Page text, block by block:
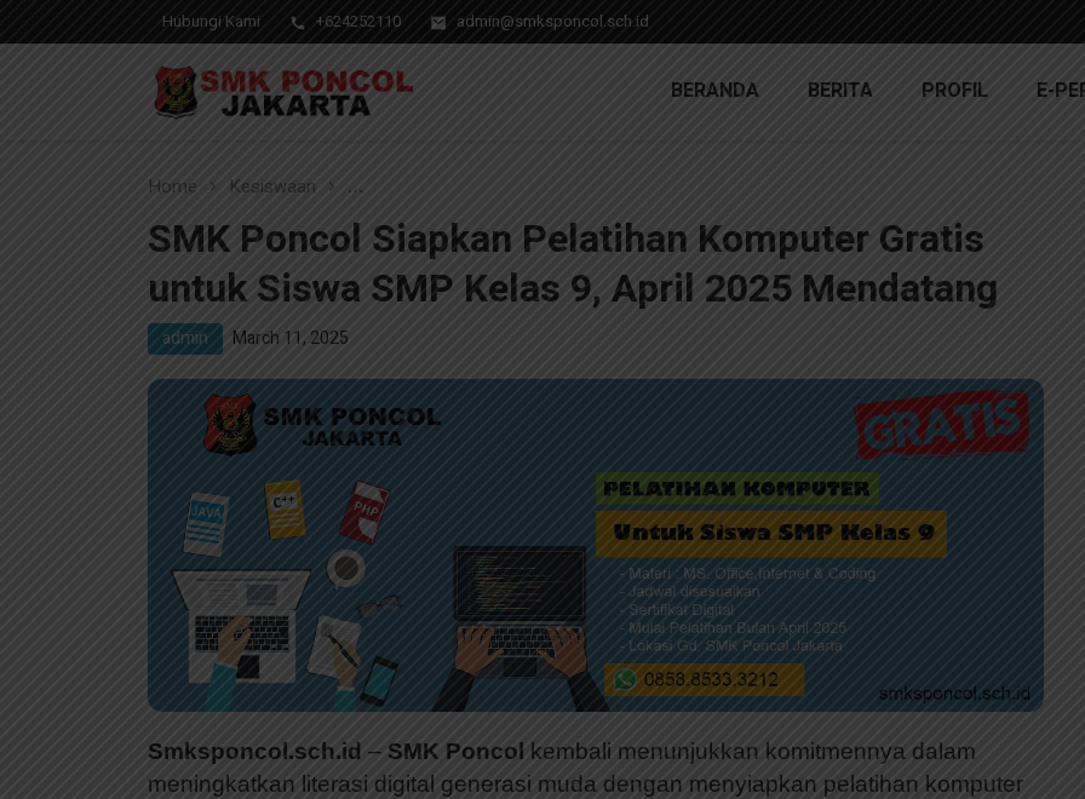
Hubungi Kami +624252110 admin@smksponcol.sch.id
SMK Poncol Jakarta
Pendidikan Berkwalitas, Masa Depan Unggul
BERANDA BERITA PROFIL E-
Home Kesiswaan SMK Poncol Siapkan Pelatihan Komputer Gratis untuk Siswa SMP Kelas 9, April 2025
SMK Poncol Siapkan Pelatihan Komputer Gratis
untuk Siswa SMP Kelas 9, April 2025 Mendatang
admin March 11, 2025
Smksponcol.sch.id – SMK Poncol
kembali menunjukkan komitmennya dalam
meningkatkan literasi digital generasi muda dengan menyiapkan pelatihan komputer